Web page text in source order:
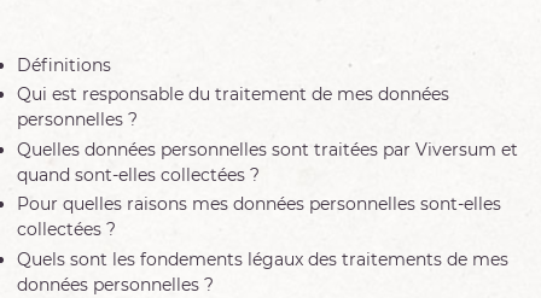
Définitions
Qui est responsable du traitement de mes données
personnelles ?
Quelles données personnelles sont traitées par Viversum et
quand sont-elles collectées ?
Pour quelles raisons mes données personnelles sont-elles
collectées ?
Quels sont les fondements légaux des traitements de mes
données personnelles ?